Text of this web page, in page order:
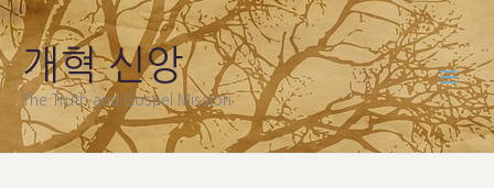
Skip
to
content
개혁 신앙
The Truth and Gospel Mission